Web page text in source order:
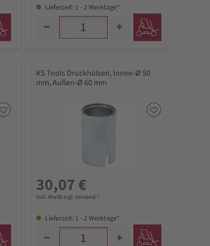
Lieferzeit: 1 - 2 Werktage*
KS Tools Druckhülsen, Innen-Ø 50
mm, Außen-Ø 60 mm
30,07 €
inkl. MwSt zzgl. Versand *
Lieferzeit: 1 - 2 Werktage*